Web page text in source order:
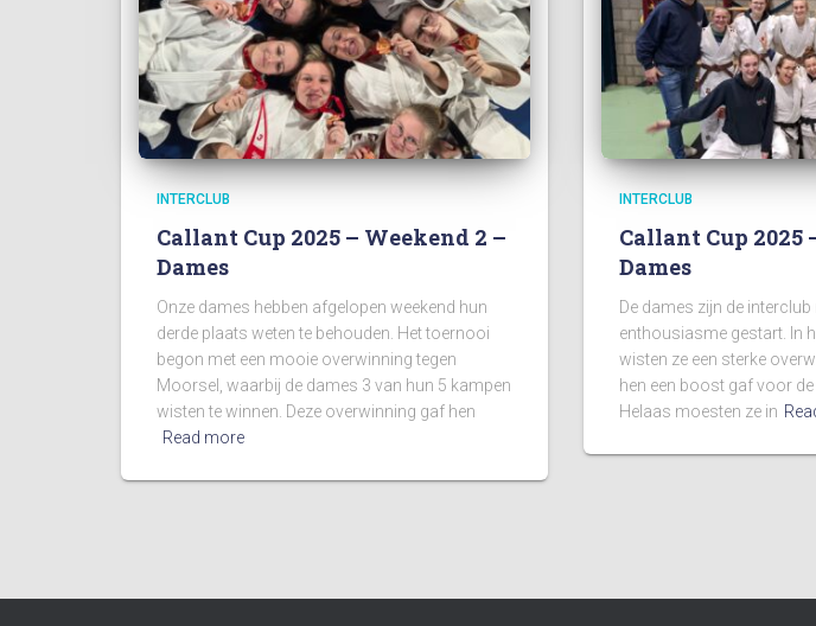
INTERCLUB
Callant Cup 2025 – Weekend 2 –
Dames
Onze dames hebben afgelopen weekend hun
derde plaats weten te behouden. Het toernooi
begon met een mooie overwinning tegen
Moorsel, waarbij de dames 3 van hun 5 kampen
wisten te winnen. Deze overwinning gaf hen
Read more
INTERCLUB
Callant Cup 2025
Dames
De dames zijn de interclub
enthousiasme gestart. In
wisten ze een sterke
hen een boost gaf voor
Helaas moesten ze in